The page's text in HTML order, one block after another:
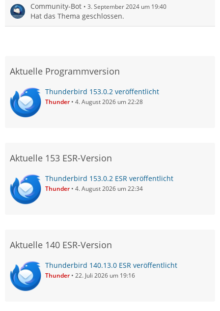
Community-Bot 3. September 2024 um 19:40
Hat das Thema geschlossen.
Aktuelle Programmversion
Thunderbird 153.0.2 veröffentlicht
Thunder 4. August 2026 um 22:28
Aktuelle 153 ESR-Version
Thunderbird 153.0.2 ESR veröffentlicht
Thunder 4. August 2026 um 22:34
Aktuelle 140 ESR-Version
Thunderbird 140.13.0 ESR veröffentlicht
Thunder 22. Juli 2026 um 19:16